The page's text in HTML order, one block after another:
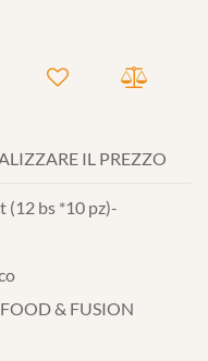
IL PREZZO
(12 bs *10 pz)-
& FUSION